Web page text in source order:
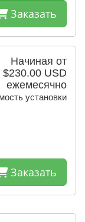
Заказать
Начиная от
$230.00 USD
ежемесячно
установки
Заказать